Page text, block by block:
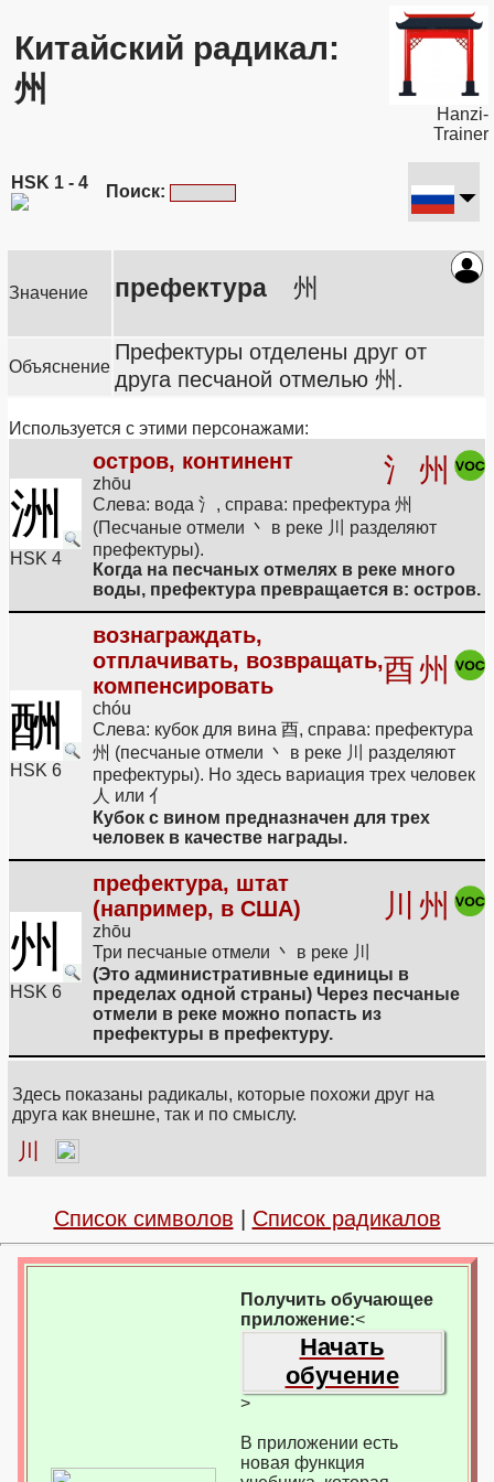
Китайский радикал:
州
Hanzi-
Trainer
HSK 1 - 4 Поиск:
Значение префектура 州
Объяснение
Префектуры отделены друг от
друга песчаной отмелью 州.
Используется с этими персонажами:
洲
HSK 4
остров, континент
zhōu 氵 州
Слева: вода 氵, справа: префектура 州
(Песчаные отмели 丶 в реке 川 разделяют
префектуры).
Когда на песчаных отмелях в реке много
воды, префектура превращается в: остров.
酬
HSK 6
вознаграждать,
отплачивать, возвращать,
компенсировать
chóu
酉州
Слева: кубок для вина 酉, справа: префектура
州 (песчаные отмели 丶 в реке 川 разделяют
префектуры). Но здесь вариация трех человек
人 или 亻
Кубок с вином предназначен для трех
человек в качестве награды.
州
HSK 6
префектура, штат
(например, в США)
zhōu
川 州
Три песчаные отмели 丶 в реке 川
(Это административные единицы в
пределах одной страны) Через песчаные
отмели в реке можно попасть из
префектуры в префектуру.
Здесь показаны радикалы, которые похожи друг на
друга как внешне, так и по смыслу.
川
Список символов Список радикалов
Получить обучающее
приложение:<
Начать
обучение
>
В приложении есть
новая функция